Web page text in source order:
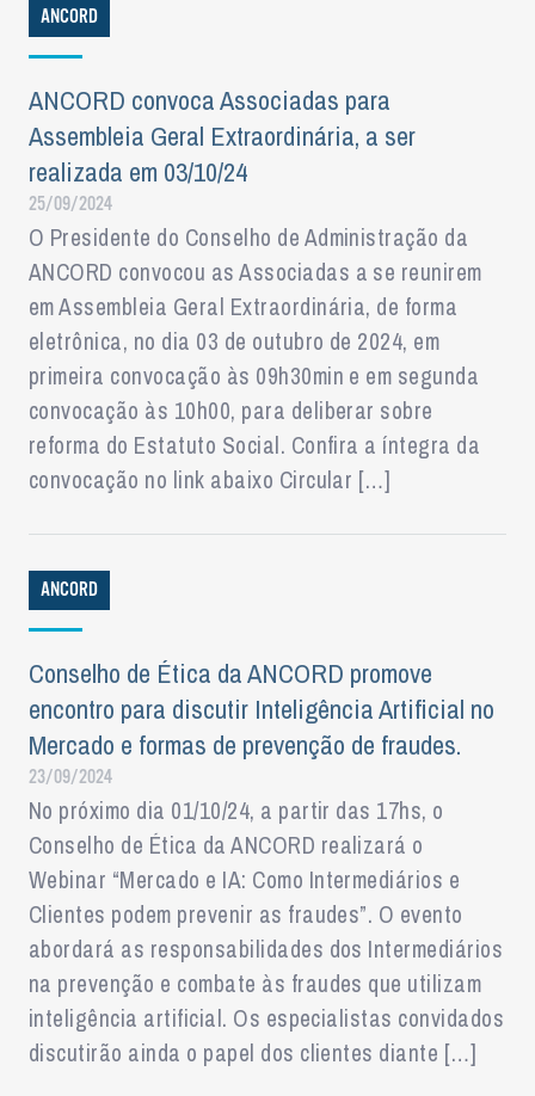
ANCORD
ANCORD convoca Associadas para
Assembleia Geral Extraordinária, a ser
realizada em 03/10/24
25/09/2024
O Presidente do Conselho de Administração da
ANCORD convocou as Associadas a se reunirem
em Assembleia Geral Extraordinária, de forma
eletrônica, no dia 03 de outubro de 2024, em
primeira convocação às 09h30min e em segunda
convocação às 10h00, para deliberar sobre
reforma do Estatuto Social. Confira a íntegra da
convocação no link abaixo Circular […]
ANCORD
Conselho de Ética da ANCORD promove
encontro para discutir Inteligência Artificial no
Mercado e formas de prevenção de fraudes.
23/09/2024
No próximo dia 01/10/24, a partir das 17hs, o
Conselho de Ética da ANCORD realizará o
Webinar “Mercado e IA: Como Intermediários e
Clientes podem prevenir as fraudes”. O evento
abordará as responsabilidades dos Intermediários
na prevenção e combate às fraudes que utilizam
inteligência artificial. Os especialistas convidados
discutirão ainda o papel dos clientes diante […]